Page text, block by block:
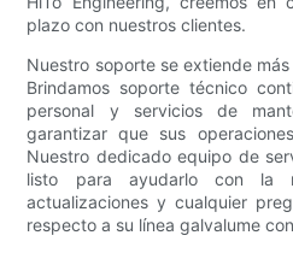
plazo con nuestros clientes.
Nuestro soporte se extiende
Brindamos soporte técnico
personal y servicios de
garantizar que sus
Nuestro dedicado equipo de
listo para ayudarlo con la
actualizaciones y cualquier
respecto a su línea galvalume